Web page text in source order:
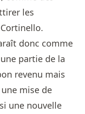
les
donc comme
partie de la
revenu mais
mise de
une nouvelle